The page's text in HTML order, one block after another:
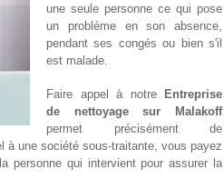
une seule personne ce qui pose
un problème en son absence,
pendant ses congés ou bien s'il
est malade.
Faire appel à notre
Entreprise
de nettoyage sur Malakoff
permet précisément de
à une société sous-traitante, vous payez
personne qui intervient pour assurer la